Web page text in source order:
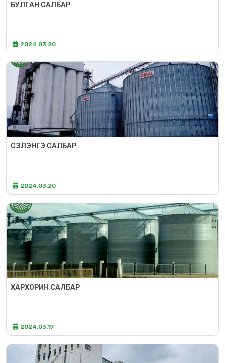
БУЛГАН САЛБАР
2024.03.20
СЭЛЭНГЭ САЛБАР
2024.03.20
ХАРХОРИН САЛБАР
2024.03.19